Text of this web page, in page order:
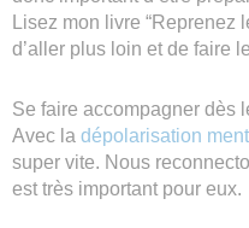
Lisez mon livre “Reprenez
d’aller plus loin et de faire
Se faire accompagner dès
Avec la dépolarisation
super vite. Nous
est très important pour eux.